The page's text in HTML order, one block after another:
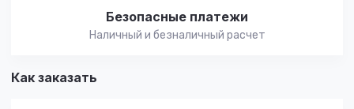
Безопасные платежи
Наличный и безналичный расчет
Как заказать